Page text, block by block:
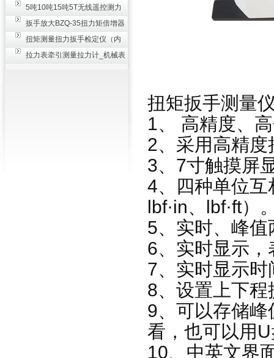
_数字拉力压力测试仪
5吨10吨15吨5T无线遥控测力
计_带遥控电子拉力计数显式
扳手放大BZQ-35扭力矩倍增器
_3500牛米扭力倍力器仪
扭矩测量扭力扳手检定仪（内
置打印） 扭矩检验仪器
拉力表牵引测量拉力计_机械表
扭矩扳手测量
1、 高精度、
2、采用高精
3、7寸触摸屏
4、四种单位互
lbf·in、lbf·ft）
5、实时、峰
6、实时显示
7、实时显示时
8、设置上下程
9、可以存储
看，也可以用
10、中英文界